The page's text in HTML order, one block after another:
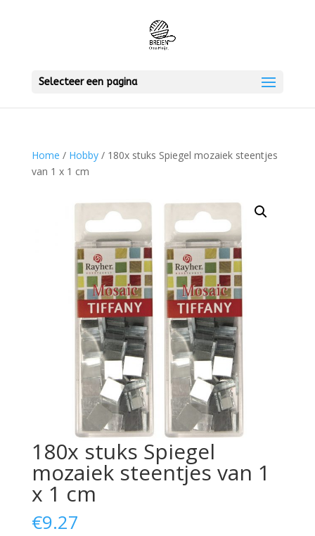
Selecteer een pagina
Home / Hobby/ 180x stuks Spiegel mozaiek steentjes
van 1 x 1 cm
180x stuks Spiegel
mozaiek steentjes van 1
x 1 cm
€9.27